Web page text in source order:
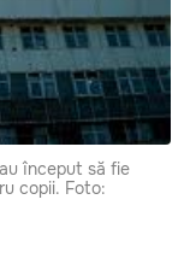
început să fie
copii. Foto: